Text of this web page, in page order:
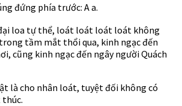
đứng phía trước: A a.
loa tự thể, loát loát loát loát không
tầm mắt thổi qua, kinh ngạc đến
cũng kinh ngạc đến ngây người Quách
là cho nhân loát, tuyệt đối không có